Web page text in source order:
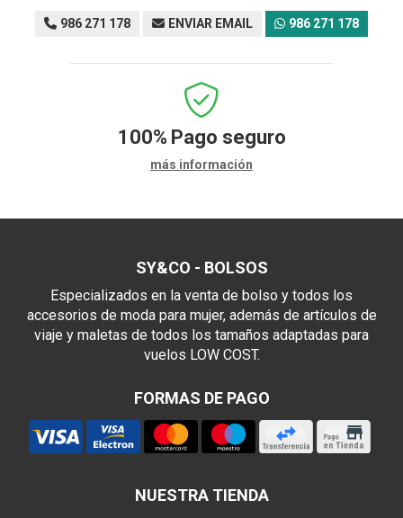
986 271 178 ENVIAR EMAIL 986 271 178
100% Pago seguro
más información
SY&CO - BOLSOS
Especializados en la venta de bolso y todos los
accesorios de moda para mujer, además de artículos de
viaje y maletas de todos los tamaños adaptadas para
vuelos LOW COST.
FORMAS DE PAGO
NUESTRA TIENDA